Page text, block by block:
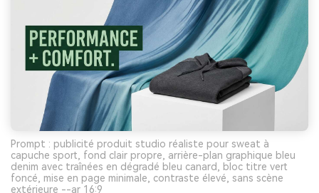
Prompt : publicité produit studio réaliste pour sweat à
capuche sport, fond clair propre, arrière-plan graphique bleu
denim avec traînées en dégradé bleu canard, bloc titre vert
foncé, mise en page minimale, contraste élevé, sans scène
extérieure --ar 16:9